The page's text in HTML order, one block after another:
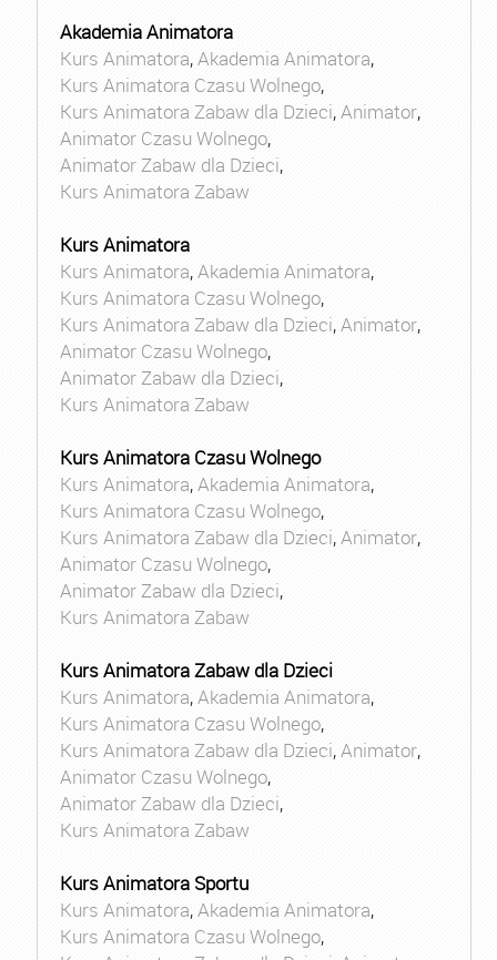
Akademia Animatora
Kurs Animatora,Akademia Animatora,
Kurs Animatora Czasu Wolnego,
Kurs Animatora Zabaw dla Dzieci,Animator,
Animator Czasu Wolnego,
Animator Zabaw dla Dzieci,
Kurs Animatora Zabaw
Kurs Animatora
Kurs Animatora,Akademia Animatora,
Kurs Animatora Czasu Wolnego,
Kurs Animatora Zabaw dla Dzieci,Animator,
Animator Czasu Wolnego,
Animator Zabaw dla Dzieci,
Kurs Animatora Zabaw
Kurs Animatora Czasu Wolnego
Kurs Animatora,Akademia Animatora,
Kurs Animatora Czasu Wolnego,
Kurs Animatora Zabaw dla Dzieci,Animator,
Animator Czasu Wolnego,
Animator Zabaw dla Dzieci,
Kurs Animatora Zabaw
Kurs Animatora Zabaw dla Dzieci
Kurs Animatora,Akademia Animatora,
Kurs Animatora Czasu Wolnego,
Kurs Animatora Zabaw dla Dzieci,Animator,
Animator Czasu Wolnego,
Animator Zabaw dla Dzieci,
Kurs Animatora Zabaw
Kurs Animatora Sportu
Kurs Animatora,Akademia Animatora,
Kurs Animatora Czasu Wolnego,